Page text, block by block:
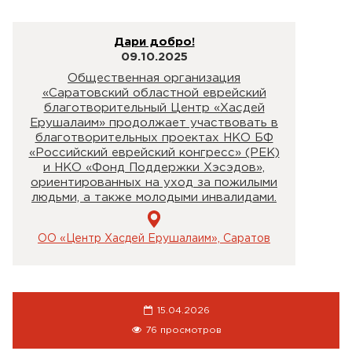
Дари добро!
09.10.2025
Общественная организация
«Саратовский областной еврейский
благотворительный Центр «Хасдей
Ерушалаим» продолжает участвовать в
благотворительных проектах НКО БФ
«Российский еврейский конгресс» (РЕК)
и НКО «Фонд Поддержки Хэсэдов»,
ориентированных на уход за пожилыми
людьми, а также молодыми инвалидами.
ОО «Центр Хасдей Ерушалаим», Саратов
15.04.2026
76 просмотров